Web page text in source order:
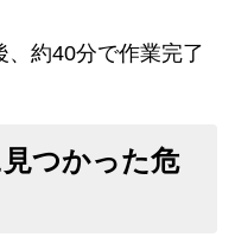
、約40分で作業完了
つかった危